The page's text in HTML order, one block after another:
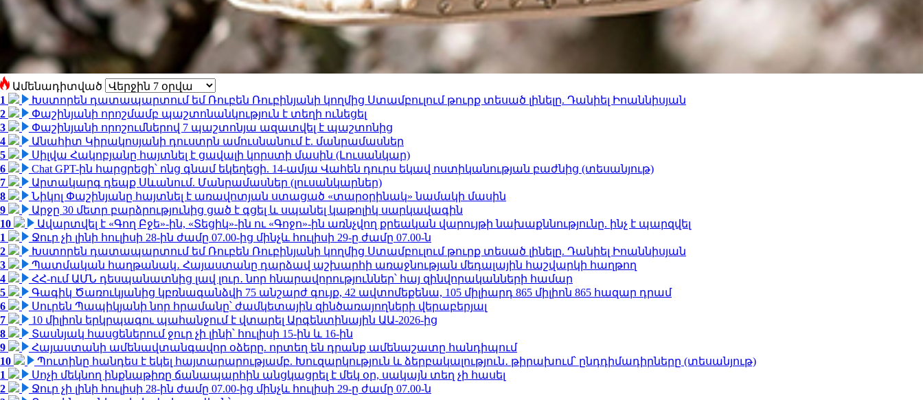
Ամենադիտված
1
Խստորեն դատապարտում եմ Ռուբեն Ռուբինյանի կողմից Ստամբուլում թուրք տեսած լինելը. Դանիել Իոաննիսյան
2
Փաշինյանի որոշմամբ պաշտոնանկություն է տեղի ունեցել
3
Փաշինյանի որոշումներով 7 պաշտոնյա ազատվել է պաշտոնից
4
Անահիտ Կիրակոսյանի դուստրն ամուսնանում է. մանրամասներ
5
Սիլվա Հակոբյանը հայտնել է ցավալի կորստի մասին (Լուսանկար)
6
Chat GPT-ին հարցրեցի՝ ոնց գնամ եկեղեցի. 14-ամյա Վահեն դուրս եկավ ոստիկանության բաժնից (տեսանյութ)
7
Արտակարգ դեպք Սևանում. Մանրամասներ (լուսանկարներ)
8
Նիկոլ Փաշինյանը հայտնել է առավոտյան ստացած «տարօրինակ» նամակի մասին
9
Արջը 30 մետր բարձրությունից ցած է գցել և սպանել կաթոլիկ սարկավագին
10
Ավարտվել է «Գող Բջե»-ին, «Տեցիկ»-ին ու «Գոջո»-ին առնչվող քրեական վարույթի նախաքննությունը. ինչ է պարզվել
1
Ջուր չի լինի հուլիսի 28-ին ժամը 07.00-ից մինչև հուլիսի 29-ը ժամը 07.00-ն
2
Խստորեն դատապարտում եմ Ռուբեն Ռուբինյանի կողմից Ստամբուլում թուրք տեսած լինելը. Դանիել Իոաննիսյան
3
Պատմական հաղթանակ․ Հայաստանը դարձավ աշխարհի առաջնության մեդալային հաշվարկի հաղթող
4
ՀՀ-ում ԱՄՆ դեսպանատնից լավ լուր․ նոր հնարավորություններ՝ հայ զինվորականների համար
5
Գագիկ Ծառուկյանից կբռնագանձվի 75 անշարժ գույք, 42 ավտոմեքենա, 105 միլիարդ 865 միլիոն 865 հազար դրամ
6
Սուրեն Պապիկյանի նոր հրամանը՝ ժամկետային զինծառայողների վերաբերյալ
7
10 միլիոն երկրպագու պահանջում է վտարել Արգենտինային ԱԱ-2026-ից
8
Տասնյակ հասցեներում ջուր չի լինի՝ հուլիսի 15-ին և 16-ին
9
Հայաստանի ամենավտանգավոր օձերը. որտեղ են դրանք ամենաշատը հանդիպում
10
Պուտինը հանդես է եկել հայտարարությամբ. Խուզարկություն և ձերբակալություն․ թիրախում՝ ընդդիմադիրները (տեսանյութ)
1
Սոչի մեկնող ինքնաթիռը ճանապարհին անցկացրել է մեկ օր, սակայն տեղ չի հասել
2
Ջուր չի լինի հուլիսի 28-ին ժամը 07.00-ից մինչև հուլիսի 29-ը ժամը 07.00-ն